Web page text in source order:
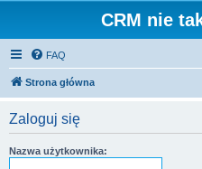
CRM nie
FAQ
Strona główna
Zaloguj się
Nazwa użytkownika: